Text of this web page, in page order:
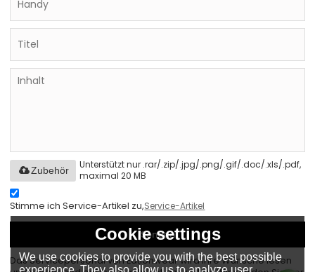
Unterstützt nur .rar/.zip/.jpg/.png/.gif/.doc/.xls/.pdf,
maximal 20 MB
Zubehör
Stimme ich Service-Artikel zu,Service-Artikel
Senden
Das Servicepersonal von Eationwear wird Ihre Wünsche lesen
Cookie settings
We use cookies to provide you with the best possible
experience. They also allow us to analyze user